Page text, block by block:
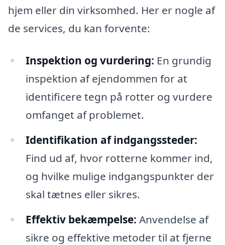
hjem eller din virksomhed. Her er nogle af
de services, du kan forvente:
Inspektion og vurdering: En grundig
inspektion af ejendommen for at
identificere tegn på rotter og vurdere
omfanget af problemet.
Identifikation af indgangssteder:
Find ud af, hvor rotterne kommer ind,
og hvilke mulige indgangspunkter der
skal tætnes eller sikres.
Effektiv bekæmpelse: Anvendelse af
sikre og effektive metoder til at fjerne